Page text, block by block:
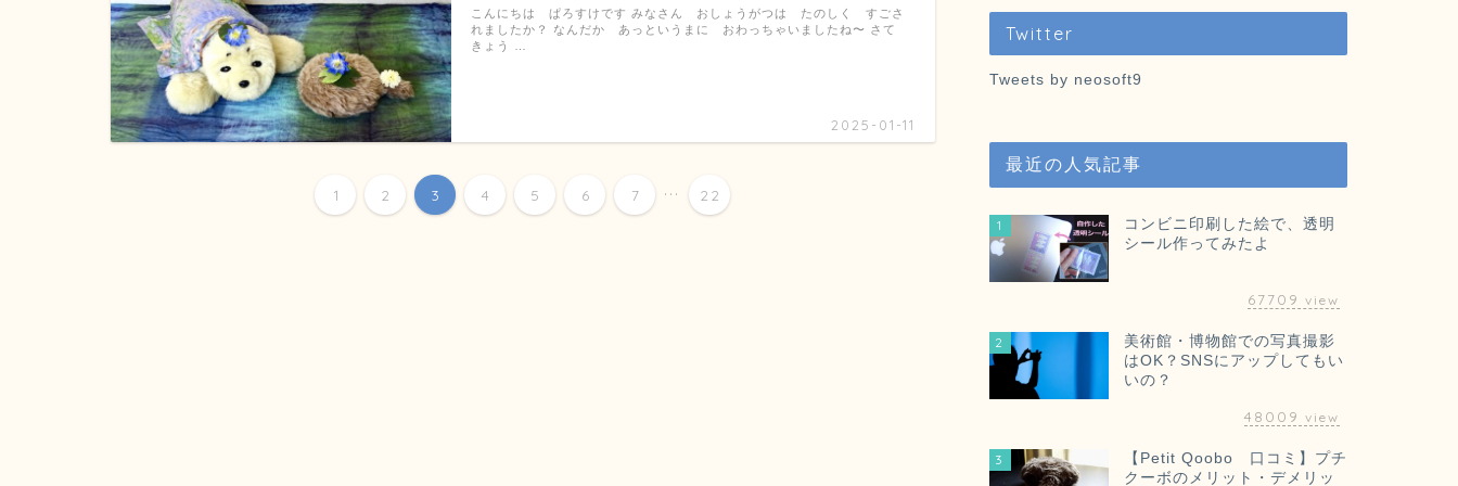
2025-01-11
こんにちは ぱろすけです みなさん おしょうがつは たのしく すごさ
れましたか？ なんだか あっというまに おわっちゃいましたね〜 さて
きょう …
1 2 3 4 5 6 7 ... 22
Twitter
Tweets by neosoft9
最近の人気記事
1
コンビニ印刷した絵で、透明
シール作ってみたよ
67709 view
2
美術館・博物館での写真撮影
はOK？SNSにアップしてもい
いの？
48009 view
3
【Petit Qoobo 口コミ】プチ
クーボのメリット・デメリッ